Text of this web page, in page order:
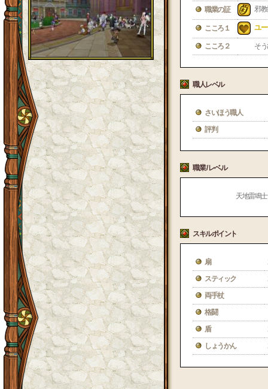
職業の証 邪
こころ１ ユ
こころ２ そ
職人レベル
さいほう職人
評判
職業 / レベル
天地雷鳴士
スキルポイント
扇
スティック
両手杖
格闘
盾
しょうかん